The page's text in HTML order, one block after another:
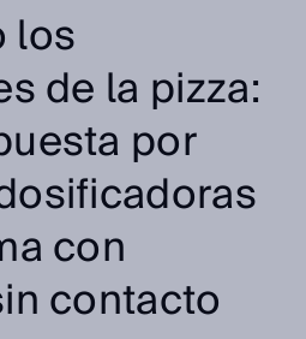
los
de la pizza:
por
con
contacto